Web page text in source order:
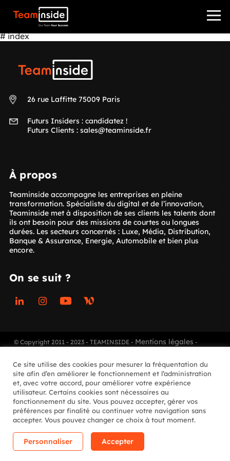
Teaminside
# index
26 rue Laffitte 75009 Paris
Futurs Insiders : candidatez !
Futurs Clients : sales@teaminside.fr
À propos
Teaminside accompagne les entreprises en pleine
transformation. Spécialiste du digital et de l’innovation,
Teaminside met à disposition de ses clients les talents dont
ils ont besoin pour des missions de courtes ou longues
durées. Les secteurs concernés : Luxe, Média, Distribution,
Banque & Assurance, Energie, Automobile et bien plus
encore.
On se suit ?
Jungle
© Copyright 2011 - 2023 - TEAMINSIDE - Mentions légales -
Ce site utilise des cookies pour mesurer la fréquentation du
site afin d’en améliorer le fonctionnement et l’administration
et, avec votre accord, pour améliorer votre expérience
utilisateur. Certains cookies sont nécessaires au
fonctionnement du site. Vous pouvez accepter, gérer vos
préférences par finalité ou continuer votre navigation sans
accepter. Vous pouvez changer ce choix à tout moment.
Personnaliser Accepter